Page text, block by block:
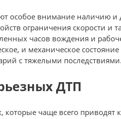
особое внимание наличию и
ограничения скорости и
часов вождения и
и механическое
с тяжелыми последствиями.
ДТП
которые чаще всего